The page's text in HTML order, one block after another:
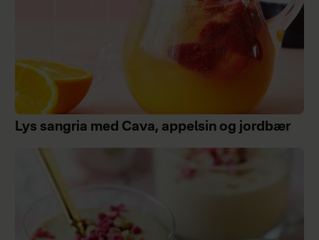
Lys sangria med Cava, appelsin og jordbær